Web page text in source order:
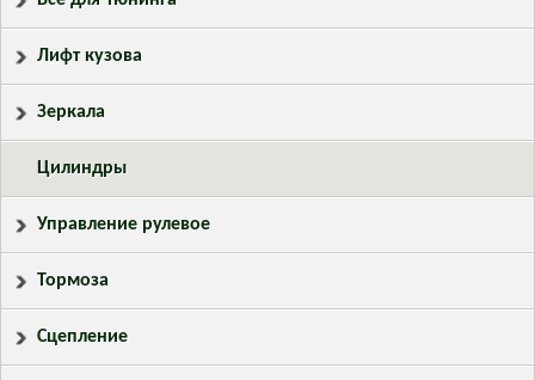
Лифт кузова
Зеркала
Цилиндры
Управление рулевое
Тормоза
Сцепление